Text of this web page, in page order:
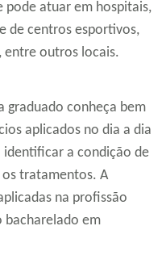
pode atuar em hospitais,
de centros esportivos,
entre outros locais.
graduado conheça bem
aplicados no dia a dia
identificar a condição de
os tratamentos. A
na profissão
bacharelado em